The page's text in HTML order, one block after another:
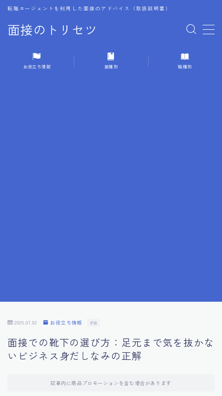
面接のトリセツ
転職エージェントを利用した面接のアドバイス（取扱説明書）
MENU
1.成功する面接戦略
10.フィードバックを活用する方法
11.オンライン面接の成功への鍵
お役立ち情報 業種別 職種別
2026.07.02 お役立ち情報 PR
面接での靴下の選び方：足元まで気を抜かな
いビジネス身だしなみの正解
記事内に商品プロモーションを含む場合があります